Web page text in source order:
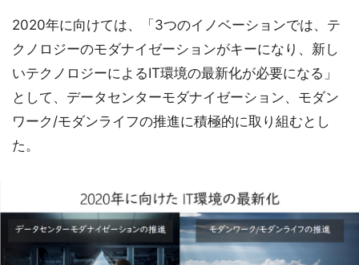
2020年に向けては、「3つのイノベーションでは、テ
クノロジーのモダナイゼーションがキーになり、新し
いテクノロジーによるIT環境の最新化が必要になる」
として、データセンターモダナイゼーション、モダン
ワーク/モダンライフの推進に積極的に取り組むとし
た。